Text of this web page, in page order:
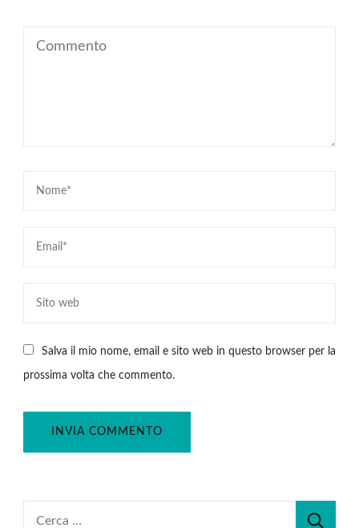
Salva il mio nome, email e sito web in questo browser per la
prossima volta che commento.